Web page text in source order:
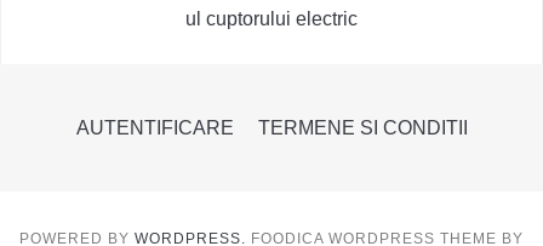
ul cuptorului electric
AUTENTIFICARE TERMENE SI CONDITII
POWERED BY WORDPRESS. FOODICA WORDPRESS THEME BY